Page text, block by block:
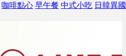
咖啡點心 早午餐 中式小吃 日韓異國